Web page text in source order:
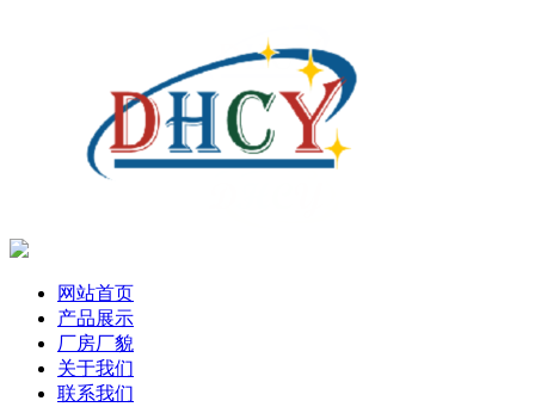
网站首页
产品展示
厂房厂貌
关于我们
联系我们